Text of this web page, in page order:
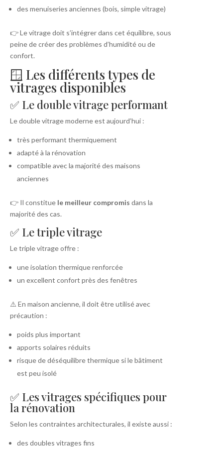
des menuiseries anciennes (bois, simple vitrage)
👉 Le vitrage doit s’intégrer dans cet équilibre, sous
peine de créer des problèmes d’humidité ou de
confort.
🪟 Les différents types de
vitrages disponibles
✅ Le double vitrage performant
Le double vitrage moderne est aujourd’hui :
très performant thermiquement
adapté à la rénovation
compatible avec la majorité des maisons
anciennes
👉 Il constitue le meilleur compromis dans la
majorité des cas.
✅ Le triple vitrage
Le triple vitrage offre :
une isolation thermique renforcée
un excellent confort près des fenêtres
⚠️ En maison ancienne, il doit être utilisé avec
précaution :
poids plus important
apports solaires réduits
risque de déséquilibre thermique si le bâtiment
est peu isolé
✅ Les vitrages spécifiques pour
la rénovation
Selon les contraintes architecturales, il existe aussi :
des doubles vitrages fins